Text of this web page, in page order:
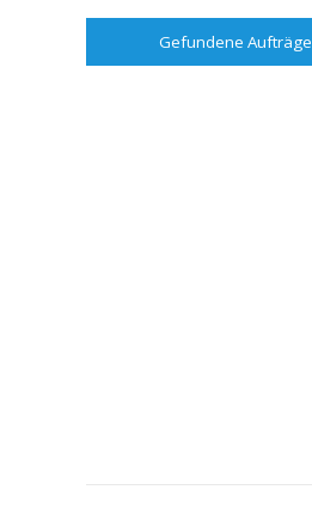
Gefundene Aufträge